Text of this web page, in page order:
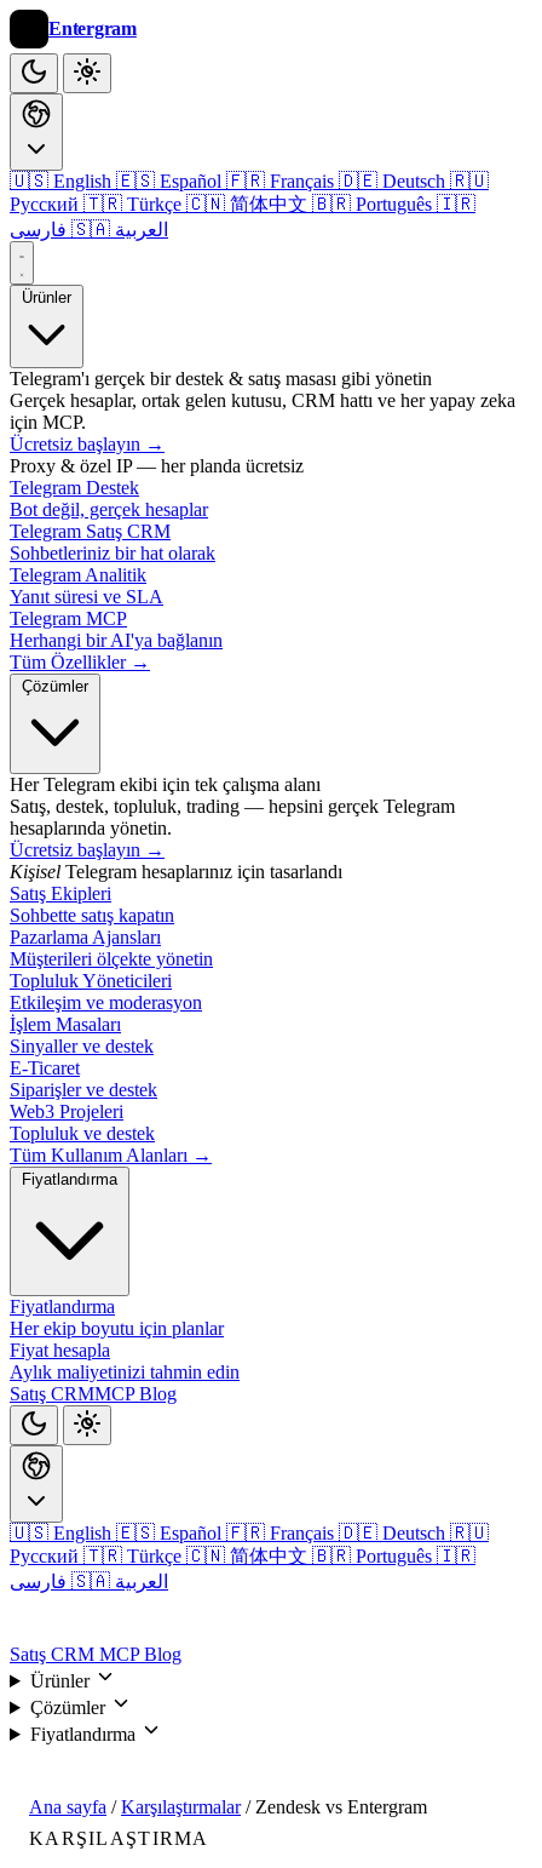
Entergram
🇺🇸 English 🇪🇸 Español 🇫🇷 Français 🇩🇪 Deutsch 🇷🇺
Русский 🇹🇷 Türkçe 🇨🇳 简体中文 🇧🇷 Português 🇮🇷
🇸🇦 العربية
Ürünler
Telegram'ı gerçek bir destek & satış masası gibi yönetin
Gerçek hesaplar, ortak gelen kutusu, CRM hattı ve her yapay zeka
için MCP.
Ücretsiz başlayın →
Proxy & özel IP — her planda ücretsiz
Telegram Destek
Bot değil, gerçek hesaplar
Telegram Satış CRM
Sohbetleriniz bir hat olarak
Telegram Analitik
Yanıt süresi ve SLA
Telegram MCP
Herhangi bir AI'ya bağlanın
Tüm Özellikler →
Çözümler
Her Telegram ekibi için tek çalışma alanı
Satış, destek, topluluk, trading — hepsini gerçek Telegram
hesaplarında yönetin.
Ücretsiz başlayın →
Kişisel Telegram hesaplarınız için tasarlandı
Satış Ekipleri
Sohbette satış kapatın
Pazarlama Ajansları
Müşterileri ölçekte yönetin
Topluluk Yöneticileri
Etkileşim ve moderasyon
İşlem Masaları
Sinyaller ve destek
E-Ticaret
Siparişler ve destek
Web3 Projeleri
Topluluk ve destek
Tüm Kullanım Alanları →
Fiyatlandırma
Fiyatlandırma
Her ekip boyutu için planlar
Fiyat hesapla
Aylık maliyetinizi tahmin edin
Satış CRMMCPBlog
🇺🇸 English 🇪🇸 Español 🇫🇷 Français 🇩🇪 Deutsch 🇷🇺
Русский 🇹🇷 Türkçe 🇨🇳 简体中文 🇧🇷 Português 🇮🇷
🇸🇦 العربية
Satış CRM MCPBlog
Ürünler
Çözümler
Fiyatlandırma
Ana sayfa / Karşılaştırmalar / Zendesk vs Entergram
KARŞILAŞTIRMA